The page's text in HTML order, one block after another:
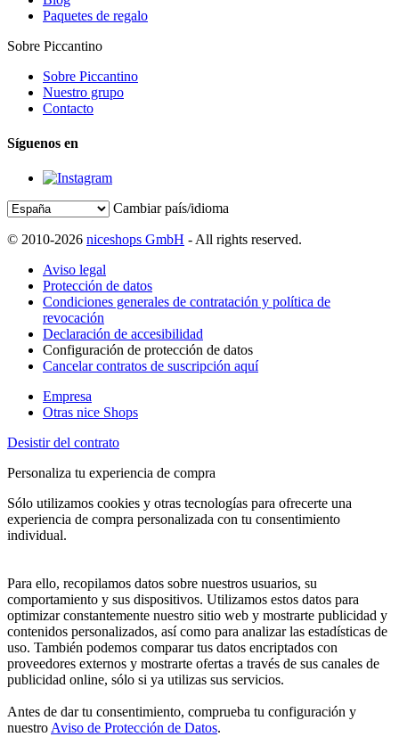
Paquetes de regalo
Sobre Piccantino
Sobre Piccantino
Nuestro grupo
Contacto
Síguenos en
Cambiar país/idioma
© 2010-2026 niceshops GmbH - All rights reserved.
Aviso legal
Protección de datos
Condiciones generales de contratación y política de
revocación
Declaración de accesibilidad
Configuración de protección de datos
Cancelar contratos de suscripción aquí
Empresa
Otras nice Shops
Desistir del contrato
Personaliza tu experiencia de compra
Sólo utilizamos cookies y otras tecnologías para ofrecerte una
experiencia de compra personalizada con tu consentimiento
individual.
Para ello, recopilamos datos sobre nuestros usuarios, su
comportamiento y sus dispositivos. Utilizamos estos datos para
optimizar constantemente nuestro sitio web y mostrarte publicidad y
contenidos personalizados, así como para analizar las estadísticas de
uso. También podemos comparar tus datos encriptados con
proveedores externos y mostrarte ofertas a través de sus canales de
publicidad online, sólo si ya utilizas sus servicios.
Antes de dar tu consentimiento, comprueba tu configuración y
nuestro Aviso de Protección de Datos.